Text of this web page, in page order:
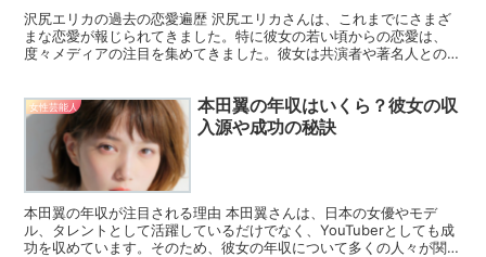
沢尻エリカの過去の恋愛遍歴 沢尻エリカさんは、これまでにさまざ
まな恋愛が報じられてきました。特に彼女の若い頃からの恋愛は、
度々メディアの注目を集めてきました。彼女は共演者や著名人との恋
女性芸能人
本田翼の年収はいくら？彼女の収
入源や成功の秘訣
本田翼の年収が注目される理由 本田翼さんは、日本の女優やモデ
ル、タレントとして活躍しているだけでなく、YouTuberとしても成
功を収めています。そのため、彼女の年収について多くの人々が関心